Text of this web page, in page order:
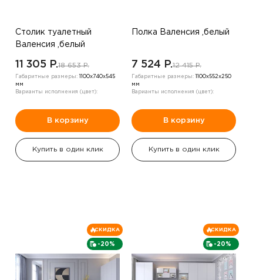
Столик туалетный
Валенсия ,белый
11 305 P.18 653 P.
Габаритные размеры: 1100х740х545
мм
Варианты исполнения (цвет):
В корзину
Купить в один клик
Полка Валенсия ,белый
7 524 P.12 415 P.
Габаритные размеры: 1100х552х250
мм
Варианты исполнения (цвет):
В корзину
Купить в один клик
-20%
СКИДКА
-20%
СКИДКА